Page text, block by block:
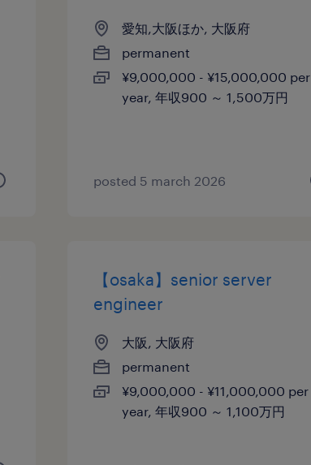
愛知,大阪ほか, 大阪府
permanent
¥9,000,000 - ¥15,000,000 per
year, 年収900 ～ 1,500万円
posted 5 march 2026
【osaka】senior server
engineer
大阪, 大阪府
permanent
¥9,000,000 - ¥11,000,000 per
year, 年収900 ～ 1,100万円